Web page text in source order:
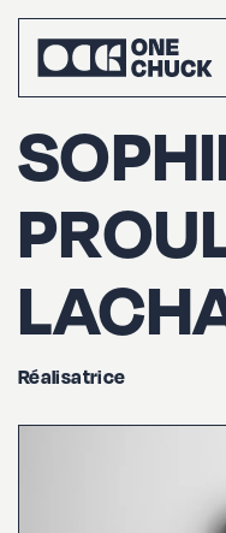
Réalisatrice